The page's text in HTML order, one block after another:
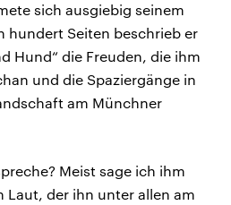
sich ausgiebig seinem
hundert Seiten beschrieb er
Hund“ die Freuden, die ihm
und die Spaziergänge in
am Münchner
Meist sage ich ihm
Laut, der ihn unter allen am